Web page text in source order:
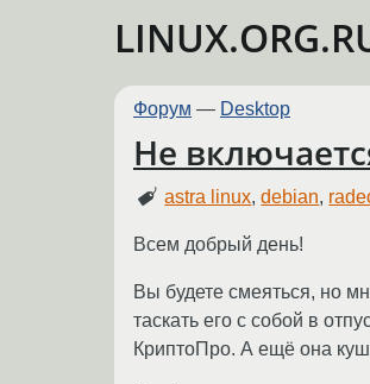
Форум — Desktop
Не
astra linux,debian,
Всем добрый день!
Вы будете смеяться, но
таскать его с собой в
КриптоПро. А ещё она